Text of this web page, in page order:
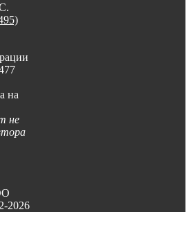
на
не
2026